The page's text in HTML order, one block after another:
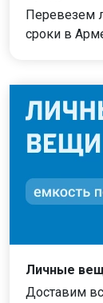
Перевезем
сроки в
Личные
Доставим